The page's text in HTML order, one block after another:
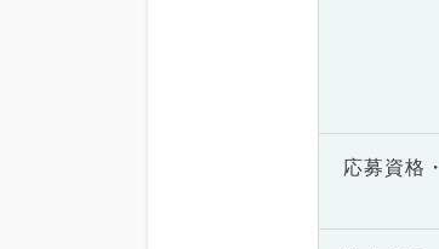
応募資格・